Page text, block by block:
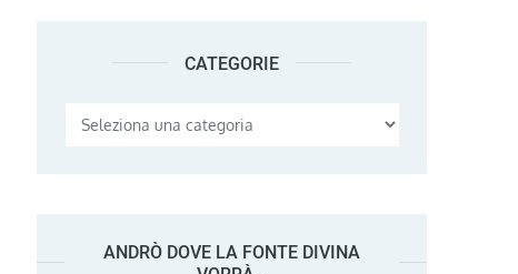
CATEGORIE
Categorie
ANDRÒ DOVE LA FONTE DIVINA